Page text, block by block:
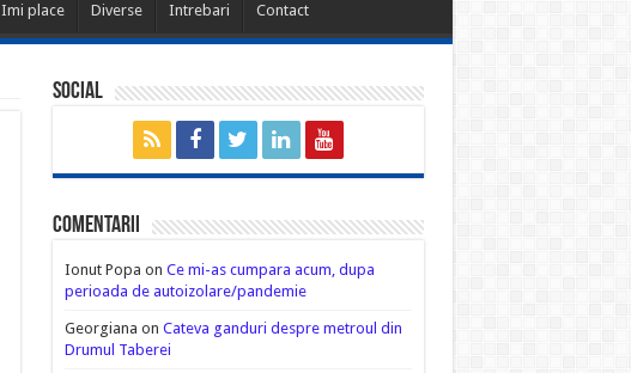
Imi place Diverse Intrebari Contact
Social
Comentarii
Ionut Popa on Ce mi-as cumpara acum, dupa
perioada de autoizolare/pandemie
Georgiana on Cateva ganduri despre metroul din
Drumul Taberei